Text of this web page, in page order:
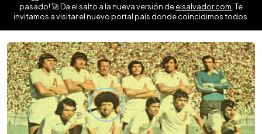
pasado! 🚀 Da el salto a la nueva versión deelsalvador.com . Te
invitamos a visitar el nuevo portal país donde coincidimos todos.